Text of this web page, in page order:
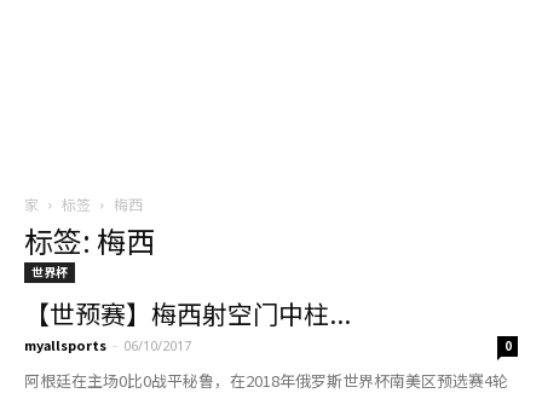
家 标签 梅西
标签: 梅西
世界杯
【世预赛】梅西射空门中柱...
myallsports - 06/10/2017 0
阿根廷在主场0比0战平秘鲁，在2018年俄罗斯世界杯南美区预选赛4轮